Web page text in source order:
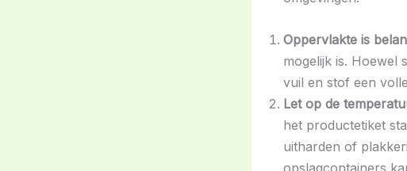
Oppervlakte is
mogelijk is. Hoewel
vuil en stof een
Let op de
het productetiket
uitharden of
opslagcontainers